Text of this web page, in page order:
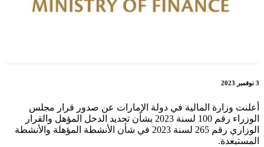
3 نوفمبر 2023
أعلنت وزارة المالية في دولة الإمارات عن صدور قرار مجلس
الوزراء رقم 100 لسنة 2023 بشأن تحديد الدخل المؤهل والقرار
الوزاري رقم 265 لسنة 2023 في شأن الأنشطة المؤهلة والأنشطة
المستبعدة.